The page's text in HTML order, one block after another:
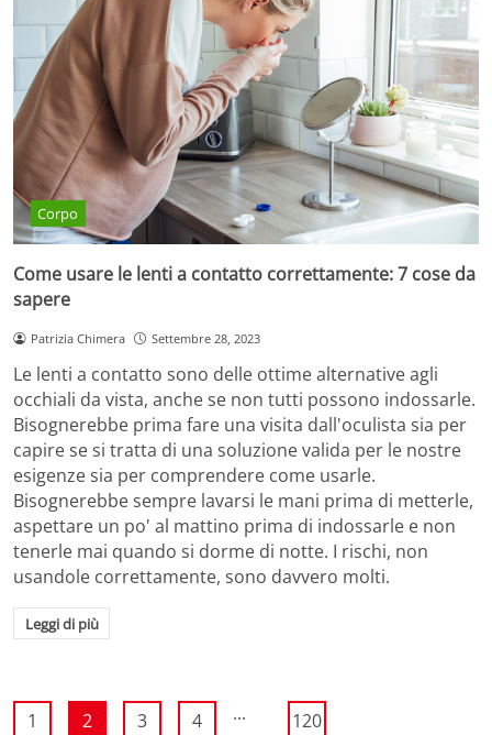
Corpo
Come usare le lenti a contatto correttamente: 7 cose da
sapere
Patrizia Chimera Settembre 28, 2023
Le lenti a contatto sono delle ottime alternative agli
occhiali da vista, anche se non tutti possono indossarle.
Bisognerebbe prima fare una visita dall'oculista sia per
capire se si tratta di una soluzione valida per le nostre
esigenze sia per comprendere come usarle.
Bisognerebbe sempre lavarsi le mani prima di metterle,
aspettare un po' al mattino prima di indossarle e non
tenerle mai quando si dorme di notte. I rischi, non
usandole correttamente, sono davvero molti.
Leggi di più
1 2 3 4 ... 120